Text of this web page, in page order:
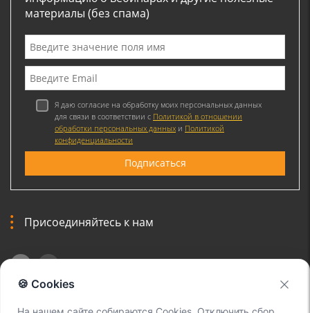
материалы (без спама)
Я даю согласие на обработку моих персональных данных
для связи в соответствии с Политикой в отношении
обработки персональных данных и Политикой
конфиденциальности
Присоединяйтесь к нам
🍪 Cookies